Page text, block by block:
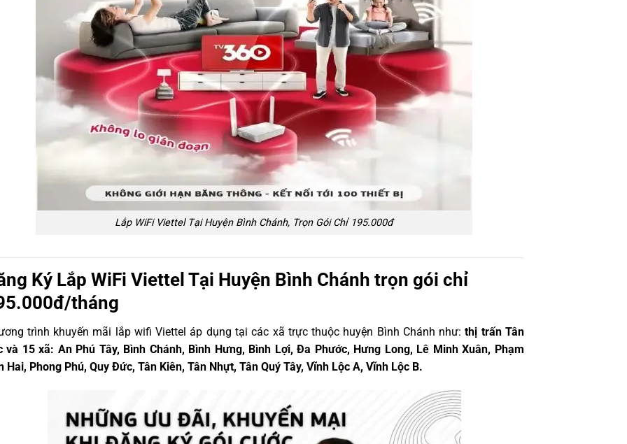
Lắp WiFi Viettel Tại Huyện Bình Chánh, Trọn Gói Chỉ 195.000đ
Ký Lắp WiFi Viettel Tại Huyện Bình Chánh trọn gói chỉ
tháng
trình khuyến mãi lắp wifi Viettel áp dụng tại các xã trực thuộc huyện Bình Chánh như:thị trấn Tân
và 15 xã: An Phú Tây, Bình Chánh, Bình Hưng, Bình Lợi, Đa Phước, Hưng Long, Lê Minh Xuân, Phạm
Hai, Phong Phú, Quy Đức, Tân Kiên, Tân Nhựt, Tân Quý Tây, Vĩnh Lộc A, Vĩnh Lộc B.